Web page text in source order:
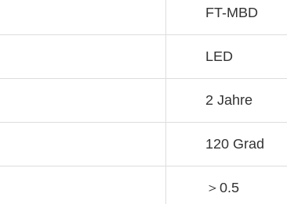
FT-MBD
LED
2 Jahre
120 Grad
＞0.5